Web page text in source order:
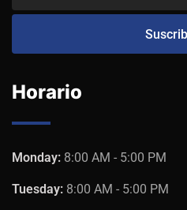
Horario
Monday: 8:00 AM - 5:00 PM
Tuesday: 8:00 AM - 5:00 PM